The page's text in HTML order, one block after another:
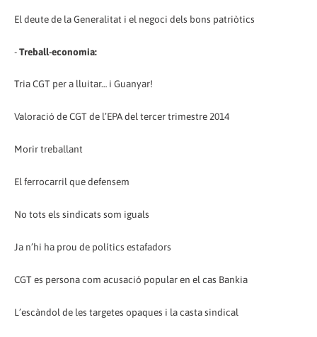
El deute de la Generalitat i el negoci dels bons patriòtics
-Treball-economia:
Tria CGT per a lluitar… i Guanyar!
Valoració de CGT de l’EPA del tercer trimestre 2014
Morir treballant
El ferrocarril que defensem
No tots els sindicats som iguals
Ja n’hi ha prou de polítics estafadors
CGT es persona com acusació popular en el cas Bankia
L’escàndol de les targetes opaques i la casta sindical